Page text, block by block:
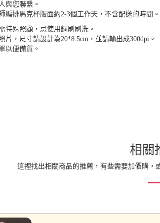
與您聯繫。
編排馬克杯版面約2-3個工作天，不含配送的時間
特殊照顧，忌使用鋼刷刷洗。
，尺寸請設計為20*8.5cm，並請輸出成300dpi。
以便備貨。
相關
這裡找出相關商品的推薦，有些需要加價購，